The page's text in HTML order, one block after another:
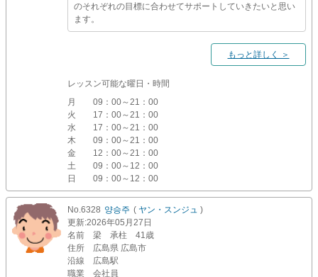
のそれぞれの目標に合わせてサポートしていきたいと思い
ます。
もっと詳しく ＞
レッスン可能な曜日・時間
月
09：00～21：00
火
17：00～21：00
水
17：00～21：00
木
09：00～21：00
金
12：00～21：00
土
09：00～12：00
日
09：00～12：00
No.6328 양승주 ( ヤン・スンジュ )
更新:2026年05月27日
名前
梁 承柱 41歳
住所
広島県 広島市
沿線
広島駅
職業
会社員